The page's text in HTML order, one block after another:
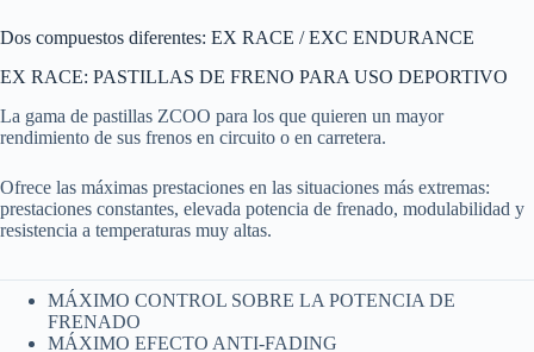
Dos compuestos diferentes: EX RACE / EXC ENDURANCE
EX RACE: PASTILLAS DE FRENO PARA USO DEPORTIVO
La gama de pastillas ZCOO para los que quieren un mayor
rendimiento de sus frenos en circuito o en carretera.
Ofrece las máximas prestaciones en las situaciones más extremas:
prestaciones constantes, elevada potencia de frenado, modulabilidad y
resistencia a temperaturas muy altas.
MÁXIMO CONTROL SOBRE LA POTENCIA DE
FRENADO
MÁXIMO EFECTO ANTI-FADING